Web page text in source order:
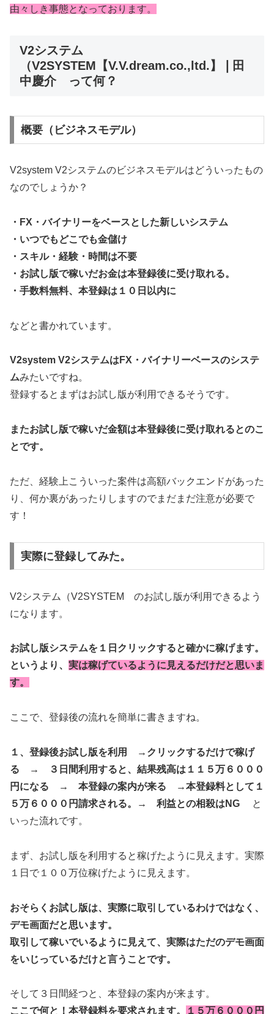
由々しき事態となっております。
V2システム
（V2SYSTEM【V.V.dream.co.,ltd.】❘田
中慶介 って何？
概要（ビジネスモデル）
V2system V2システムのビジネスモデルはどういったもの
なのでしょうか？
・FX・バイナリーをベースとした新しいシステム
・いつでもどこでも金儲け
・スキル・経験・時間は不要
・お試し版で稼いだお金は本登録後に受け取れる。
・手数料無料、本登録は１０日以内に
などと書かれています。
V2system V2システムはFX・バイナリーベースのシステ
ムみたいですね。
登録するとまずはお試し版が利用できるそうです。
またお試し版で稼いだ金額は本登録後に受け取れるとのこ
とです。
ただ、経験上こういった案件は高額バックエンドがあった
り、何か裏があったりしますのでまだまだ注意が必要で
す！
実際に登録してみた。
V2システム（V2SYSTEM のお試し版が利用できるよう
になります。
お試し版システムを１日クリックすると確かに稼げます。
というより、 実は稼げているように見えるだけだと思いま
す。
ここで、登録後の流れを簡単に書きますね。
１、登録後お試し版を利用 → クリックするだけで稼げ
る →
３日間利用すると、結果残高は１１５万６０００
円になる → 本登録の案内が来る →本登録料として１
５万６０００円請求される。→ 利益との相殺はNG
と
いった流れです。
まず、お試し版を利用すると稼げたように見えます。実際
１日で１００万位稼げたように見えます。
おそらくお試し版は、実際に取引しているわけではなく、
デモ画面だと思います。
取引して稼いでいるように見えて、実際はただのデモ画面
をいじっているだけと言うことです。
そして３日間経つと、本登録の案内が来ます。
ここで何と！本登録料を要求されます。
１５万６０００円